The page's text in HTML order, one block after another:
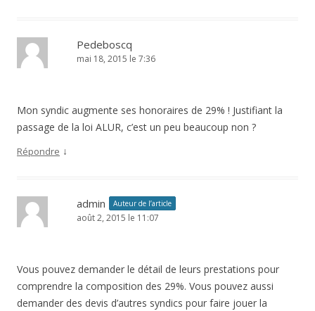
Pedeboscq
mai 18, 2015 le 7:36
Mon syndic augmente ses honoraires de 29% ! Justifiant la
passage de la loi ALUR, c’est un peu beaucoup non ?
Répondre ↓
admin Auteur de l’article
août 2, 2015 le 11:07
Vous pouvez demander le détail de leurs prestations pour
comprendre la composition des 29%. Vous pouvez aussi
demander des devis d’autres syndics pour faire jouer la